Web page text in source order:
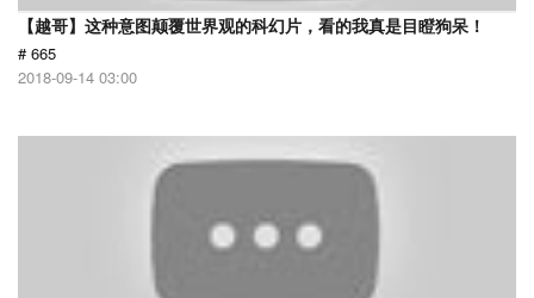
【越哥】这种意图颠覆世界观的科幻片，看的我真是目瞪狗呆！
# 665
2018-09-14 03:00